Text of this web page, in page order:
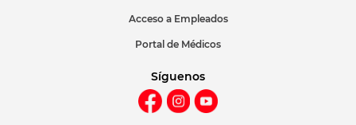
Acceso a Empleados
Portal de Médicos
Síguenos